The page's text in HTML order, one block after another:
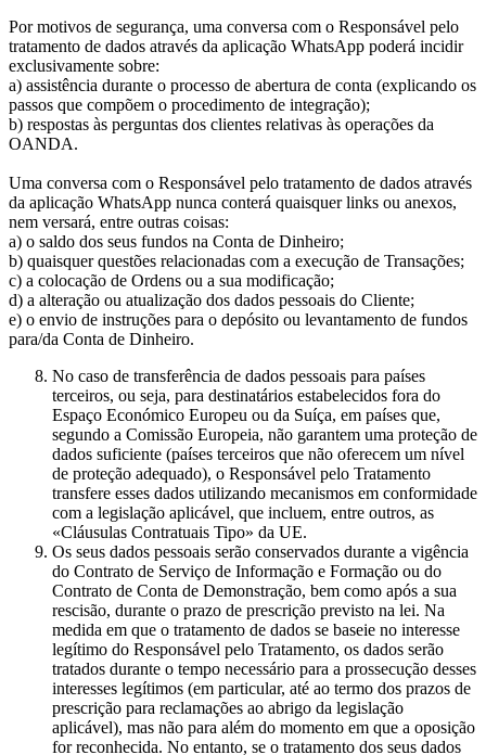
Por motivos de segurança, uma conversa com o Responsável pelo
tratamento de dados através da aplicação WhatsApp poderá incidir
exclusivamente sobre:
a) assistência durante o processo de abertura de conta (explicando os
passos que compõem o procedimento de integração);
b) respostas às perguntas dos clientes relativas às operações da
OANDA.
Uma conversa com o Responsável pelo tratamento de dados através
da aplicação WhatsApp nunca conterá quaisquer links ou anexos,
nem versará, entre outras coisas:
a) o saldo dos seus fundos na Conta de Dinheiro;
b) quaisquer questões relacionadas com a execução de Transações;
c) a colocação de Ordens ou a sua modificação;
d) a alteração ou atualização dos dados pessoais do Cliente;
e) o envio de instruções para o depósito ou levantamento de fundos
para/da Conta de Dinheiro.
No caso de transferência de dados pessoais para países
terceiros, ou seja, para destinatários estabelecidos fora do
Espaço Económico Europeu ou da Suíça, em países que,
segundo a Comissão Europeia, não garantem uma proteção de
dados suficiente (países terceiros que não oferecem um nível
de proteção adequado), o Responsável pelo Tratamento
transfere esses dados utilizando mecanismos em conformidade
com a legislação aplicável, que incluem, entre outros, as
«Cláusulas Contratuais Tipo» da UE.
Os seus dados pessoais serão conservados durante a vigência
do Contrato de Serviço de Informação e Formação ou do
Contrato de Conta de Demonstração, bem como após a sua
rescisão, durante o prazo de prescrição previsto na lei. Na
medida em que o tratamento de dados se baseie no interesse
legítimo do Responsável pelo Tratamento, os dados serão
tratados durante o tempo necessário para a prossecução desses
interesses legítimos (em particular, até ao termo dos prazos de
prescrição para reclamações ao abrigo da legislação
aplicável), mas não para além do momento em que a oposição
for reconhecida. No entanto, se o tratamento dos seus dados